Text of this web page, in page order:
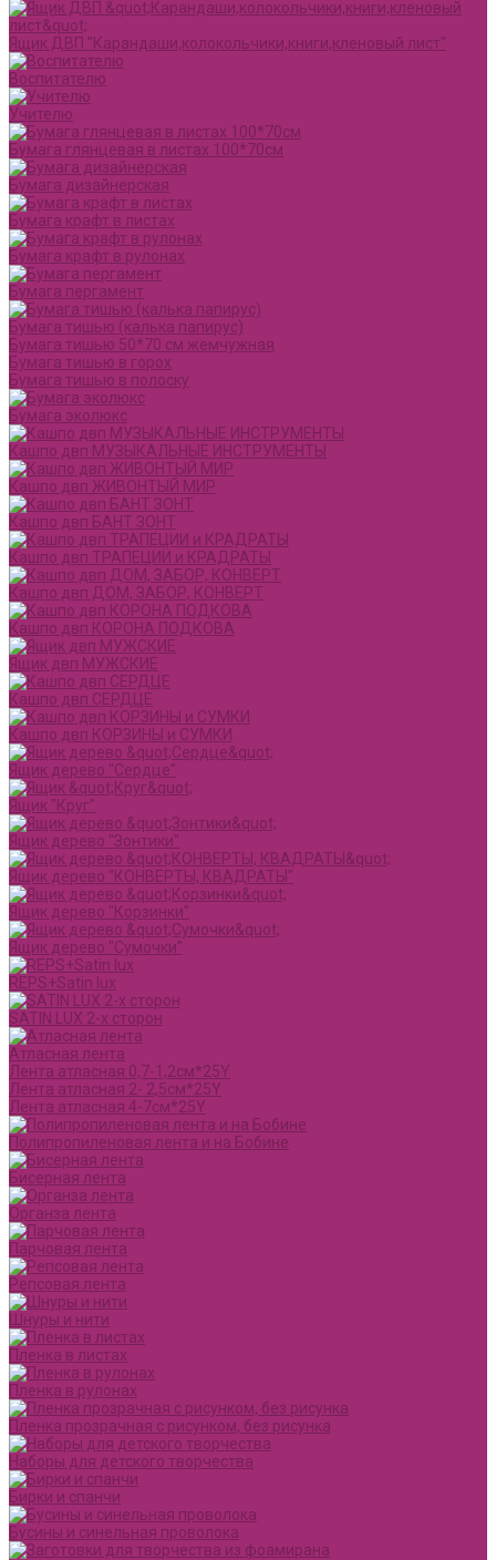
Ящик ДВП "Карандаши,колокольчики,книги,кленовый лист"
Воспитателю
Учителю
Бумага глянцевая в листах 100*70см
Бумага дизайнерская
Бумага крафт в листах
Бумага крафт в рулонах
Бумага пергамент
Бумага тишью (калька папирус)
Бумага тишью 50*70 см жемчужная
Бумага тишью в горох
Бумага тишью в полоску
Бумага эколюкс
Кашпо двп МУЗЫКАЛЬНЫЕ ИНСТРУМЕНТЫ
Кашпо двп ЖИВОНТЫЙ МИР
Кашпо двп БАНТ ЗОНТ
Кашпо двп ТРАПЕЦИИ и КРАДРАТЫ
Кашпо двп ДОМ, ЗАБОР, КОНВЕРТ
Кашпо двп КОРОНА ПОДКОВА
Ящик двп МУЖСКИЕ
Кашпо двп СЕРДЦЕ
Кашпо двп КОРЗИНЫ и СУМКИ
Ящик дерево "Сердце"
Ящик "Круг"
Ящик дерево "Зонтики"
Ящик дерево "КОНВЕРТЫ, КВАДРАТЫ"
Ящик дерево "Корзинки"
Ящик дерево "Сумочки"
REPS+Satin lux
SATIN LUX 2-х сторон
Атласная лента
Лента атласная 0,7-1,2см*25Y
Лента атласная 2- 2,5см*25Y
Лента атласная 4-7см*25Y
Полипропиленовая лента и на Бобине
Бисерная лента
Органза лента
Парчовая лента
Репсовая лента
Шнуры и нити
Пленка в листах
Пленка в рулонах
Пленка прозрачная с рисунком, без рисунка
Наборы для детского творчества
Бирки и спанчи
Бусины и синельная проволока